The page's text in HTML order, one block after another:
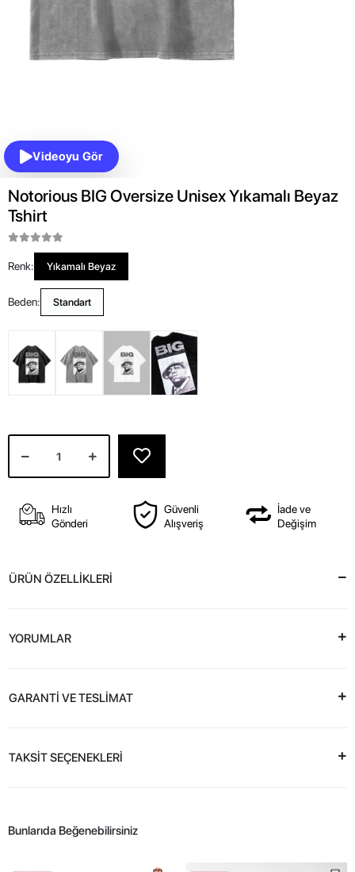
Videoyu Gör
Notorious BIG Oversize Unisex Yıkamalı Beyaz
Tshirt
Renk: Yıkamalı Beyaz
Beden: Standart
Hızlı
Gönderi
Güvenli
Alışveriş
İade ve
Değişim
ÜRÜN ÖZELLİKLERİ
YORUMLAR
GARANTİ VE TESLİMAT
TAKSİT SEÇENEKLERİ
Bunlarıda Beğenebilirsiniz